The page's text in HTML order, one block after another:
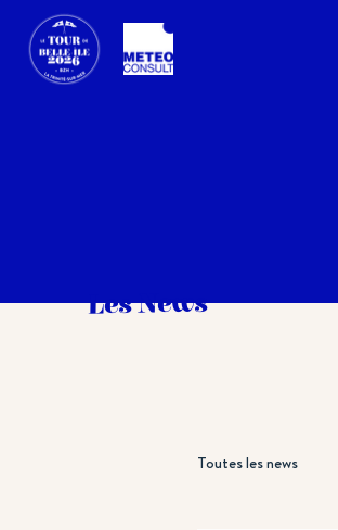
Toutes les news
Les News